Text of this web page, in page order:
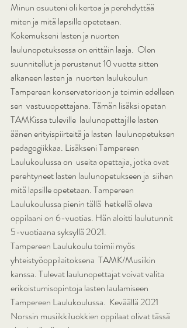
Minun osuuteni oli kertoa ja perehdyttää
miten ja mitä lapsille opetetaan.
Kokemukseni lasten ja nuorten
laulunopetuksessa on erittäin laaja.  Olen
suunnitellut ja perustanut 10 vuotta sitten
alkaneen lasten ja  nuorten laulukoulun
Tampereen konservatorioon ja toimin edelleen
sen  vastuuopettajana. Tämän lisäksi opetan
TAMKissa tuleville  laulunopettajille lasten
äänen erityispiirteitä ja lasten  laulunopetuksen
pedagogiikkaa. Lisäkseni Tampereen
Laulukoulussa on  useita opettajia, jotka ovat
perehtyneet lasten laulunopetukseen ja  siihen
mitä lapsille opetetaan. Tampereen
Laulukoulussa pienin tällä  hetkellä oleva
oppilaani on 6-vuotias. Hän aloitti laulutunnit
5-vuotiaana syksyllä 2021.
Tampereen Laulukoulu toimii myös
yhteistyöoppilaitoksena  TAMK/Musiikin
kanssa. Tulevat laulunopettajat voivat valita
erikoistumisopintoja lasten laulamiseen
Tampereen Laulukoulussa.  Keväällä 2021
Norssin musiikkiluokkien oppilaat olivat tässä